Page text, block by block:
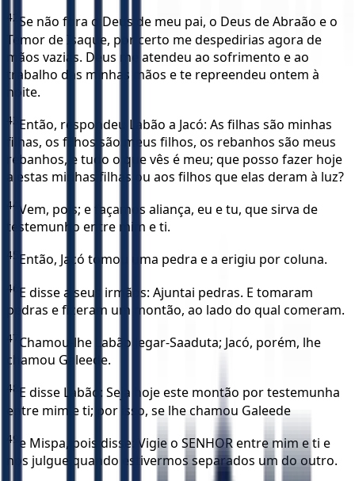
42 Se não fora o Deus de meu pai, o Deus de Abraão e o
Temor de Isaque, por certo me despedirias agora de
mãos vazias. Deus me atendeu ao sofrimento e ao
trabalho das minhas mãos e te repreendeu ontem à
noite.
43 Então, respondeu Labão a Jacó: As filhas são minhas
filhas, os filhos são meus filhos, os rebanhos são meus
rebanhos, e tudo o que vês é meu; que posso fazer hoje
a estas minhas filhas ou aos filhos que elas deram à luz?
44 Vem, pois; e façamos aliança, eu e tu, que sirva de
testemunho entre mim e ti.
45 Então, Jacó tomou uma pedra e a erigiu por coluna.
46 E disse a seus irmãos: Ajuntai pedras. E tomaram
pedras e fizeram um montão, ao lado do qual comeram.
47 Chamou-lhe Labão Jegar-Saaduta; Jacó, porém, lhe
chamou Galeede.
48 E disse Labão: Seja hoje este montão por testemunha
entre mim e ti; por isso, se lhe chamou Galeede
49 e Mispa, pois disse: Vigie o SENHOR entre mim e ti e
nos julgue quando estivermos separados um do outro.